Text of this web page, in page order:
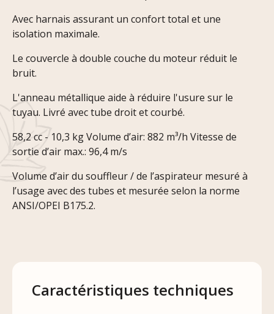
Avec harnais assurant un confort total et une
isolation maximale.
Le couvercle à double couche du moteur réduit le
bruit.
L'anneau métallique aide à réduire l'usure sur le
tuyau. Livré avec tube droit et courbé.
58,2 cc - 10,3 kg Volume d’air: 882 m³/h Vitesse de
sortie d’air max.: 96,4 m/s
Volume d’air du souffleur / de l’aspirateur mesuré à
l’usage avec des tubes et mesurée selon la norme
ANSI/OPEI B175.2.
Caractéristiques techniques